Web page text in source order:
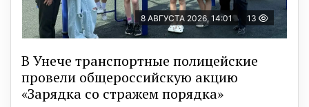
8 АВГУСТА 2026, 14:01 13
В Унече транспортные полицейские
провели общероссийскую акцию
«Зарядка со стражем порядка»